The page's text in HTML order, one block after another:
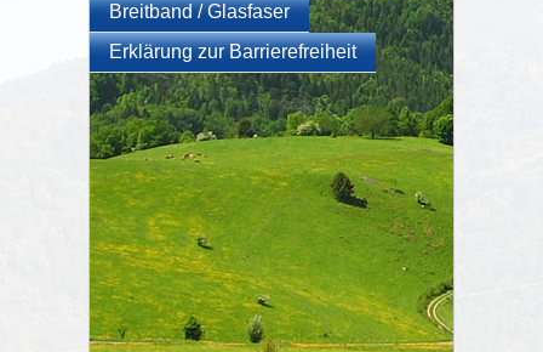
Breitband / Glasfaser
Erklärung zur Barrierefreiheit